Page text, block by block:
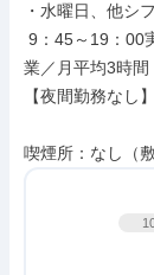
・水曜日、他シ
業／月平均3時間
【夜間勤務なし
喫煙所：なし（